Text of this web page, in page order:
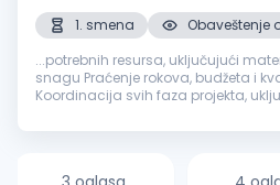
1. smena
Obaveštenje
...potrebnih resursa, uključujući
snagu Praćenje rokova, budžeta i
Koordinacija svih faza projekta,
podizvođača...